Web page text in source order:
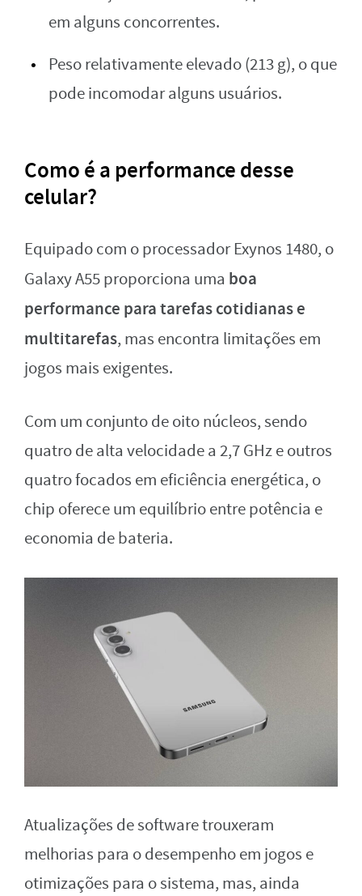
em alguns concorrentes.
Peso relativamente elevado (213 g), o que
pode incomodar alguns usuários.
Como é a performance desse
celular?
Equipado com o processador Exynos 1480, o
Galaxy A55 proporciona uma boa
performance para tarefas cotidianas e
multitarefas, mas encontra limitações em
jogos mais exigentes.
Com um conjunto de oito núcleos, sendo
quatro de alta velocidade a 2,7 GHz e outros
quatro focados em eficiência energética, o
chip oferece um equilíbrio entre potência e
economia de bateria.
Atualizações de software trouxeram
melhorias para o desempenho em jogos e
otimizações para o sistema, mas, ainda